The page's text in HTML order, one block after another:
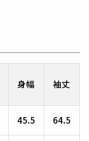
身幅 袖丈
45.5 64.5